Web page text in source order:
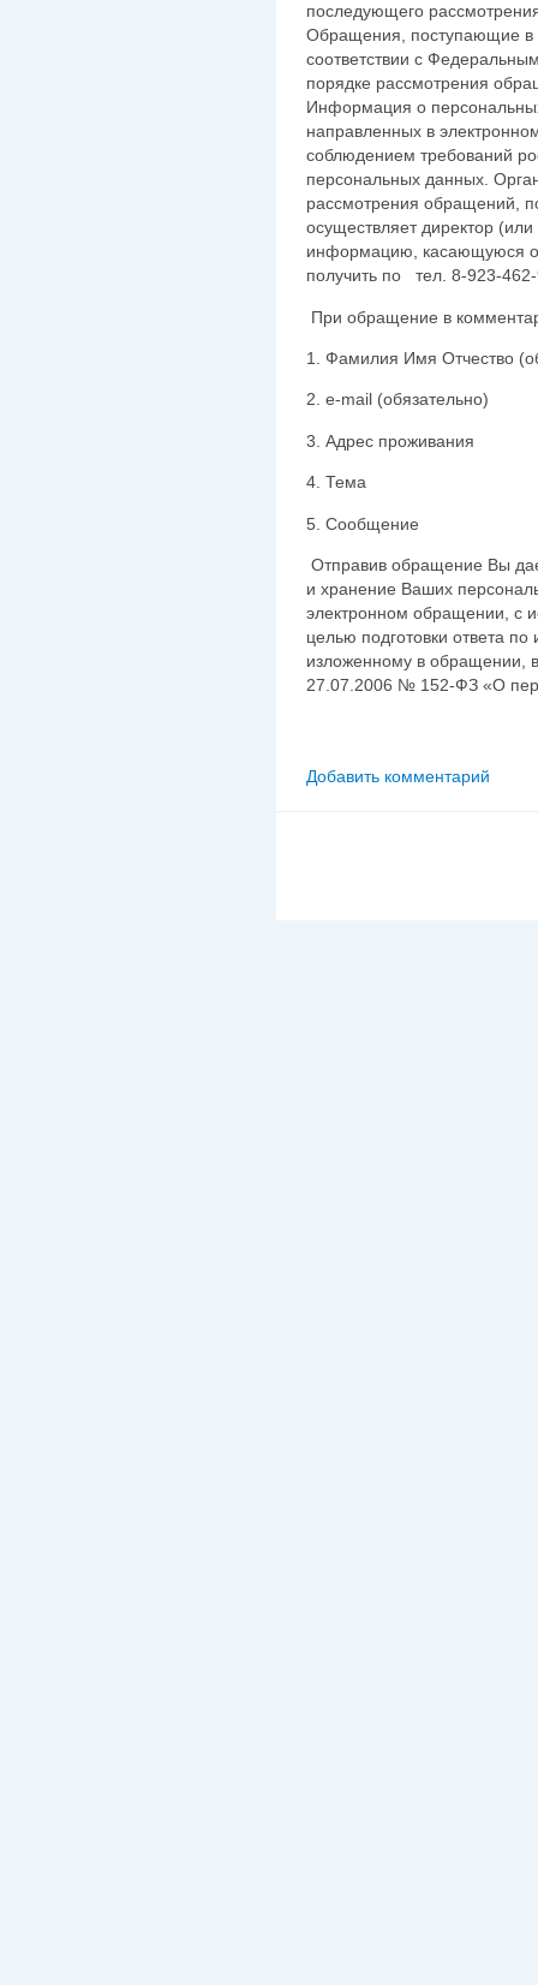
последующего
Обращения, поступающие в
соответствии с
порядке рассмотрения
Информация о
направленных в
соблюдением требований
персональных данных.
рассмотрения обращений,
осуществляет директор
информацию, касающуюся
получить по тел. 8-923-
При обращение в
1. Фамилия Имя Отчество
2. e-mail (обязательно)
3. Адрес проживания
4. Тема
5. Сообщение
Отправив обращение Вы
и хранение Ваших
электронном обращении, с
целью подготовки ответа
изложенному в обращении,
27.07.2006 № 152-ФЗ «О
Добавить комментарий